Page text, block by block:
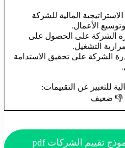
الاستراتيجية المالية للشركة
الأعمال.
الشركة على الحصول على
التشغيل.
الشركة على تحقيق الاستدامة
للتعبير عن التقييمات:
👎 ضعيف
نموذج تقييم الشركات pdf